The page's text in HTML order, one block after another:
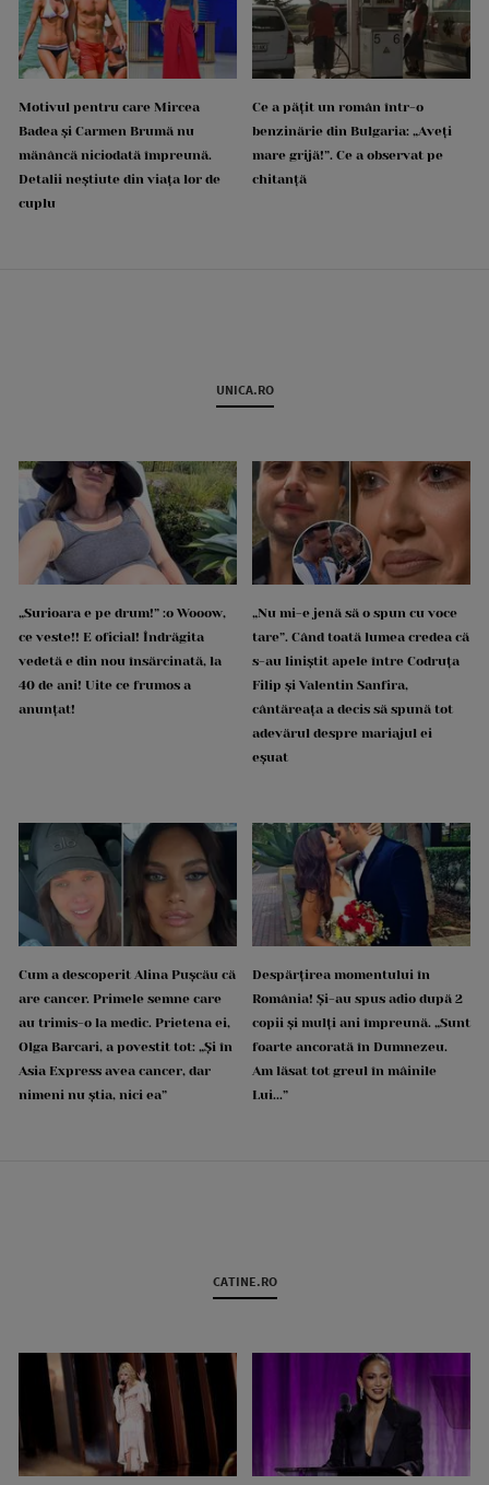
Motivul pentru care Mircea
Badea și Carmen Brumă nu
mănâncă niciodată împreună.
Detalii neștiute din viața lor de
cuplu
Ce a pățit un român într-o
benzinărie din Bulgaria: „Aveți
mare grijă!”. Ce a observat pe
chitanță
UNICA.RO
„Surioara e pe drum!” :o Wooow,
ce veste!! E oficial! Îndrăgita
vedetă e din nou însărcinată, la
40 de ani! Uite ce frumos a
anunțat!
„Nu mi-e jenă să o spun cu voce
tare”. Când toată lumea credea că
s-au liniștit apele între Codruța
Filip și Valentin Sanfira,
cântăreața a decis să spună tot
adevărul despre mariajul ei
eșuat
Cum a descoperit Alina Pușcău că
are cancer. Primele semne care
au trimis-o la medic. Prietena ei,
Olga Barcari, a povestit tot: „Și în
Asia Express avea cancer, dar
nimeni nu știa, nici ea”
Despărțirea momentului în
România! Și-au spus adio după 2
copii și mulți ani împreună. „Sunt
foarte ancorată în Dumnezeu.
Am lăsat tot greul în mâinile
Lui...”
CATINE.RO